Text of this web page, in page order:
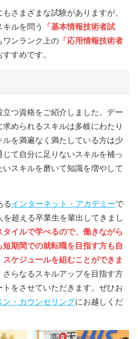
さまざまな試験がありますが、
ルを問う 「基本情報技術者試
ワンランク上の「応用情報技術者
すめです。
つ資格をご紹介しました。デー
められるスキルは多岐にわたり
ルを満遍なく満たしている方は少
て自分に足りないスキルを補っ
スキルを磨いて知識を増やして
るインターネット・アカデミーで
超える卒業生を輩出してきまし
イルで学べるので、働きながら
期間での就転職を目指す方も自
ケジュールを組むことができま
らなるスキルアップを目指す方
をさせていただきます。ぜひお
・カウンセリングにお越しくだ